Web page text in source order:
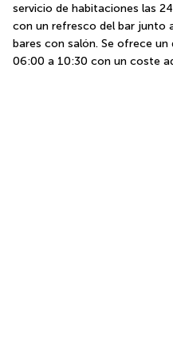
servicio de habitaciones las
con un refresco del bar junto
bares con salón. Se ofrece
06:00 a 10:30 con un coste